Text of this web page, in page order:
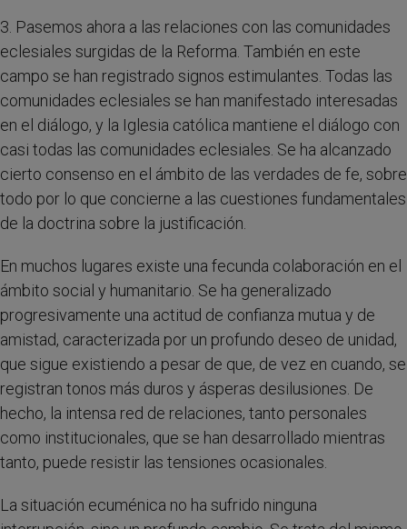
3. Pasemos ahora a las relaciones con las comunidades
eclesiales surgidas de la Reforma. También en este
campo se han registrado signos estimulantes. Todas las
comunidades eclesiales se han manifestado interesadas
en el diálogo, y la Iglesia católica mantiene el diálogo con
casi todas las comunidades eclesiales. Se ha alcanzado
cierto consenso en el ámbito de las verdades de fe, sobre
todo por lo que concierne a las cuestiones fundamentales
de la doctrina sobre la justificación.
En muchos lugares existe una fecunda colaboración en el
ámbito social y humanitario. Se ha generalizado
progresivamente una actitud de confianza mutua y de
amistad, caracterizada por un profundo deseo de unidad,
que sigue existiendo a pesar de que, de vez en cuando, se
registran tonos más duros y ásperas desilusiones. De
hecho, la intensa red de relaciones, tanto personales
como institucionales, que se han desarrollado mientras
tanto, puede resistir las tensiones ocasionales.
La situación ecuménica no ha sufrido ninguna